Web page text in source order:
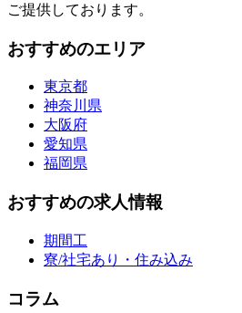
ご提供しております。
おすすめのエリア
東京都
神奈川県
大阪府
愛知県
福岡県
おすすめの求人情報
期間工
寮/社宅あり・住み込み
コラム